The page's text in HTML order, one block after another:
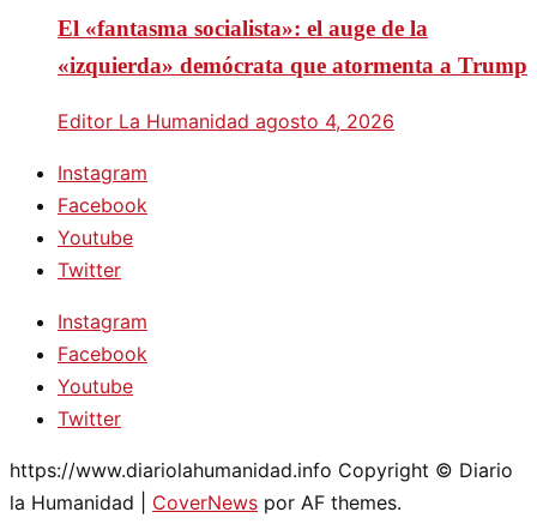
El «fantasma socialista»: el auge de la
«izquierda» demócrata que atormenta a Trump
Editor La Humanidad agosto 4, 2026
Instagram
Facebook
Youtube
Twitter
Instagram
Facebook
Youtube
Twitter
https://www.diariolahumanidad.info Copyright © Diario
la Humanidad
CoverNews por AF themes.